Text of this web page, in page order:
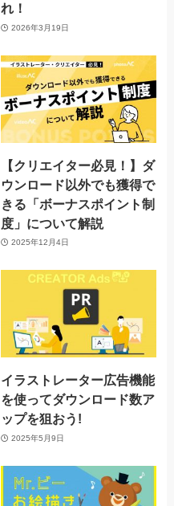
れ！
2026年3月19日
【クリエイター必見！】ダ
ウンロード以外でも獲得で
きる「ボーナスポイント制
度」について解説
2025年12月4日
イラストレーター広告機能
を使ってダウンロード数ア
ップを狙おう!
2025年5月9日